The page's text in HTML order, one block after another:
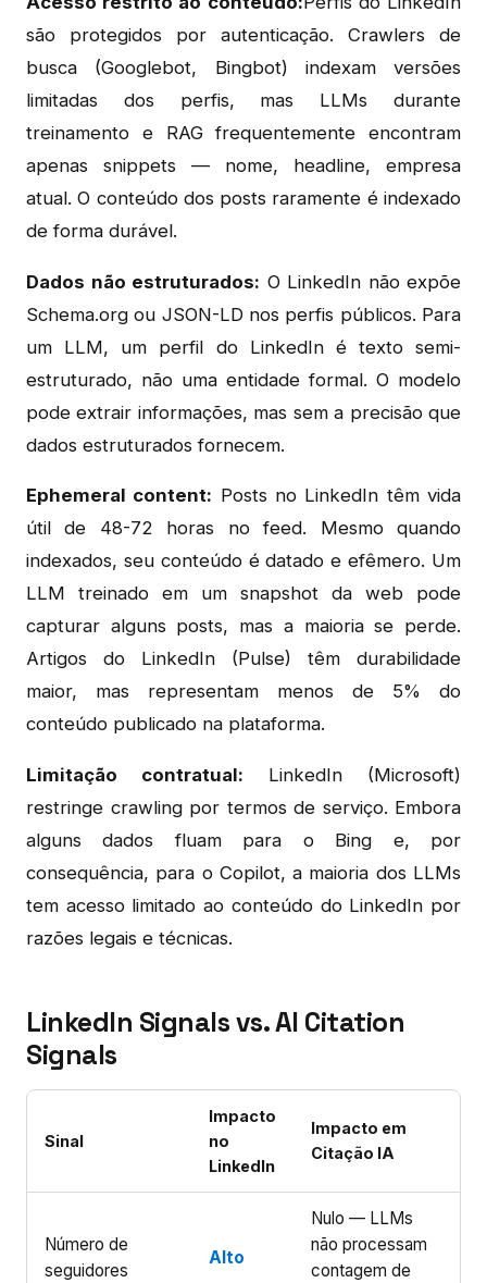
são protegidos por autenticação. Crawlers de
busca (Googlebot, Bingbot) indexam versões
limitadas dos perfis, mas LLMs durante
treinamento e RAG frequentemente encontram
apenas snippets — nome, headline, empresa
atual. O conteúdo dos posts raramente é indexado
de forma durável.
Dados não estruturados: O LinkedIn não expõe
Schema.org ou JSON-LD nos perfis públicos. Para
um LLM, um perfil do LinkedIn é texto semi-
estruturado, não uma entidade formal. O modelo
pode extrair informações, mas sem a precisão que
dados estruturados fornecem.
Ephemeral content: Posts no LinkedIn têm vida
útil de 48-72 horas no feed. Mesmo quando
indexados, seu conteúdo é datado e efêmero. Um
LLM treinado em um snapshot da web pode
capturar alguns posts, mas a maioria se perde.
Artigos do LinkedIn (Pulse) têm durabilidade
maior, mas representam menos de 5% do
conteúdo publicado na plataforma.
Limitação contratual: LinkedIn (Microsoft)
restringe crawling por termos de serviço. Embora
alguns dados fluam para o Bing e, por
consequência, para o Copilot, a maioria dos LLMs
tem acesso limitado ao conteúdo do LinkedIn por
razões legais e técnicas.
LinkedIn Signals vs. AI Citation
Signals
Sinal
Impacto
no
LinkedIn
Impacto em
Citação IA
Número de
seguidores
Alto
Nulo — LLMs
não processam
contagem de